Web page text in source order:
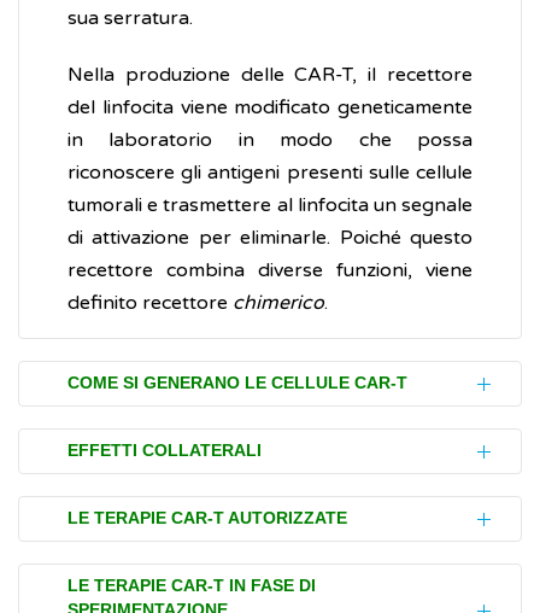
sua serratura.
Nella produzione delle CAR-T, il recettore
del linfocita viene modificato geneticamente
in laboratorio in modo che possa
riconoscere gli antigeni presenti sulle cellule
tumorali e trasmettere al linfocita un segnale
di attivazione per eliminarle. Poiché questo
recettore combina diverse funzioni, viene
definito recettore chimerico.
COME SI GENERANO LE CELLULE CAR-T
A differenza dei farmaci
cellule CAR-T appartengono alla categoria
dei "prodotti medicinali per terapie
avanzate" (PMTA) e vengono generate in
maniera personalizzata utilizzando il sangue
EFFETTI COLLATERALI
La terapia con le cellule CAR-T può causare
effetti indesiderati (effetti collaterali) rilevanti
in circa un quarto delle persone trattate. Tra
LE TERAPIE CAR-T AUTORIZZATE
Finora l'EMA (European Medicines Agency)
LE TERAPIE CAR-T IN FASE DI